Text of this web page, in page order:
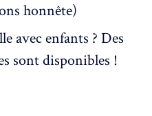
honnête)
avec enfants ? Des
sont disponibles !